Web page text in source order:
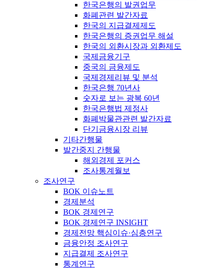
한국은행의 발권업무
화폐관련 발간자료
한국의 지급결제제도
한국은행의 증권업무 해설
한국의 외환시장과 외환제도
국제금융기구
중국의 금융제도
국제경제리뷰 및 분석
한국은행 70년사
숫자로 보는 광복 60년
한국은행법 제정사
화폐박물관관련 발간자료
단기금융시장 리뷰
기타간행물
발간중지 간행물
해외경제 포커스
조사통계월보
조사연구
BOK 이슈노트
경제분석
BOK 경제연구
BOK 경제연구 INSIGHT
경제전망 핵심이슈·심층연구
금융안정 조사연구
지급결제 조사연구
통계연구